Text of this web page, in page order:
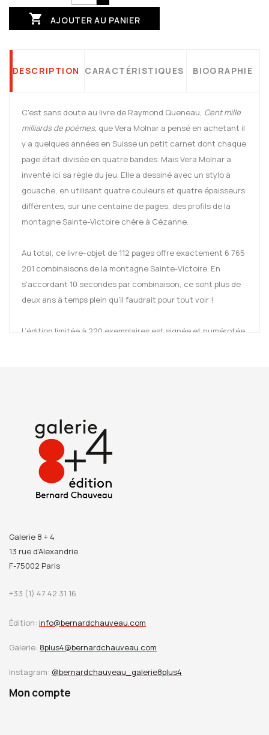
 AJOUTER AU PANIER
DESCRIPTION CARACTÉRISTIQUES BIOGRAPHIE
C'est sans doute au livre de Raymond Queneau, Cent mille
milliards de poèmes, que Vera Molnar a pensé en achetant il
y a quelques années en Suisse un petit carnet dont chaque
page était divisée en quatre bandes. Mais Vera Molnar a
inventé ici sa règle du jeu. Elle a dessiné avec un stylo à
gouache, en utilisant quatre couleurs et quatre épaisseurs
différentes, sur une centaine de pages, des profils de la
montagne Sainte-Victoire chère à Cézanne.
Au total, ce livre-objet de 112 pages offre exactement 6 765
201 combinaisons de la montagne Sainte-Victoire. En
s'accordant 10 secondes par combinaison, ce sont plus de
deux ans à temps plein qu'il faudrait pour tout voir !
L’édition limitée à 220 exemplaires est signée et numérotée
Galerie 8 + 4
13 rue d’Alexandrie
F-75002 Paris
+33 (1) 47 42 31 16
Édition: info@bernardchauveau.com
Galerie: 8plus4@bernardchauveau.com
Instagram: @bernardchauveau_galerie8plus4
Mon compte